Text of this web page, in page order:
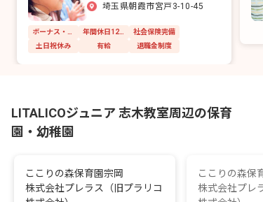
埼玉県朝霞市宮戸3-10-45
社会保険完備
土日祝休み
有給 退職金制度
LITALICOジュニア 志木教室周辺の保育
園・幼稚園
ここりの森保育園宗岡
株式会社プレラス（旧プラリコ
ここりの森保
株式会社プレ